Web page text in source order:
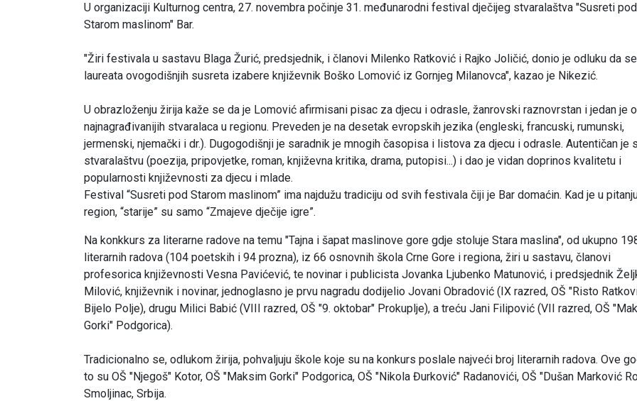
U organizaciji Kulturnog centra, 27. novembra počinje 31. međunarodni festival dječijeg stvaralaštva "Susreti pod
Starom maslinom" Bar.
"Žiri festivala u sastavu Blaga Žurić, predsjednik, i članovi Milenko Ratković i Rajko Joličić, donio je odluku da
laureata ovogodišnjih susreta izabere književnik Boško Lomović iz Gornjeg Milanovca", kazao je Nikezić.
U obrazloženju žirija kaže se da je Lomović afirmisani pisac za djecu i odrasle, žanrovski raznovrstan i jedan je
najnagrađivanijih stvaralaca u regionu. Preveden je na desetak evropskih jezika (engleski, francuski, rumunski,
jermenski, njemački i dr.). Dugogodišnji je saradnik je mnogih časopisa i listova za djecu i odrasle. Autentičan je
stvaralaštvu (poezija, pripovjetke, roman, književna kritika, drama, putopisi...) i dao je vidan doprinos kvalitetu i
popularnosti književnosti za djecu i mlade.
Festival “Susreti pod Starom maslinom” ima najdužu tradiciju od svih festivala čiji je Bar domaćin. Kad je u
region, “starije” su samo “Zmajeve dječije igre”.
Na konkkurs za literarne radove na temu "Tajna i šapat maslinove gore gdje stoluje Stara maslina", od ukupno
literarnih radova (104 poetskih i 94 prozna), iz 66 osnovnih škola Crne Gore i regiona, žiri u sastavu, članovi
profesorica književnosti Vesna Pavićević, te novinar i publicista Jovanka Ljubenko Matunović, i predsjednik
Milović, književnik i novinar, jednoglasno je prvu nagradu dodijelio Jovani Obradović (IX razred, OŠ "Risto
Bijelo Polje), drugu Milici Babić (VIII razred, OŠ "9. oktobar" Prokuplje), a treću Jani Filipović (VII razred, OŠ
Gorki" Podgorica).
Tradicionalno se, odlukom žirija, pohvaljuju škole koje su na konkurs poslale najveći broj literarnih radova. Ove
to su OŠ "Njegoš" Kotor, OŠ "Maksim Gorki" Podgorica, OŠ "Nikola Đurković" Radanovići, OŠ "Dušan Marković
Smoljinac, Srbija.